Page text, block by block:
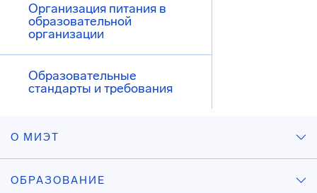
Организация питания в
образовательной
организации
Образовательные
стандарты и требования
О МИЭТ
ОБРАЗОВАНИЕ